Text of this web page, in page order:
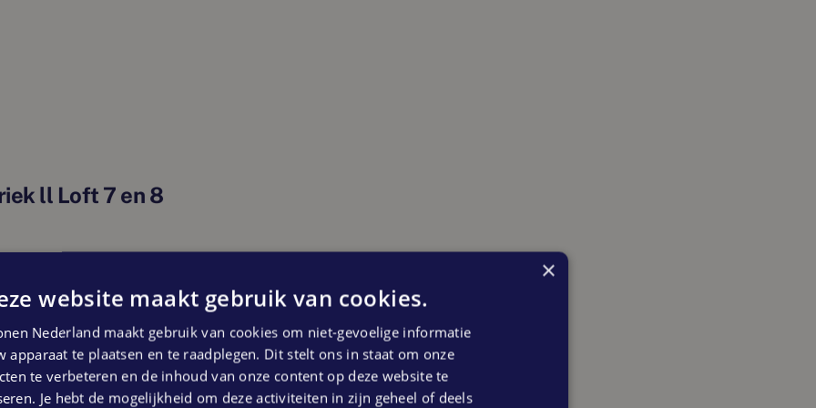
parkeerplaats op het achterliggende
Iedere woning krijgt een
een gemeenschappelijke tuin!
de woningen 1 en 2. Bewoners kunnen
tuin nader bestemmen. Wordt het een
Een mooi eerste agendapunt voor de
ll Loft 7 en 8
(meer) beschikbaar
×
website maakt gebruik van cookies.
Nederland maakt gebruik van cookies om niet-gevoelige informatie
apparaat te plaatsen en te raadplegen. Dit stelt ons in staat om onze
te verbeteren en de inhoud van onze content op deze website te
Je hebt de mogelijkheid om deze activiteiten in zijn geheel of deels